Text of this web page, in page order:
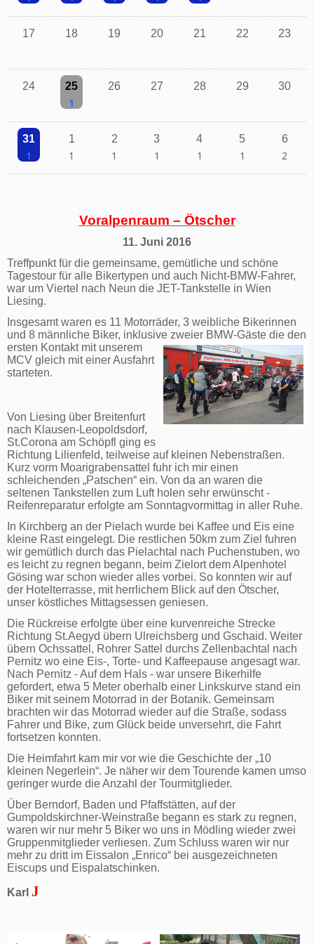
17 18 19 20 21 22 23
24 25 26 27 28 29 30
31 1 2 3 4 5 6
Voralpenraum – Ötscher
11. Juni 2016
Treffpunkt für die gemeinsame, gemütliche und schöne
Tagestour für alle Bikertypen und auch Nicht-BMW-Fahrer,
war um Viertel nach Neun die JET-Tankstelle in Wien
Liesing.
Insgesamt waren es 11 Motorräder, 3 weibliche Bikerinnen
und 8 männliche Biker, inklusive zweier BMW-Gäste die den
ersten Kontakt mit unserem
MCV gleich mit einer Ausfahrt
starteten.
Von Liesing über Breitenfurt
nach Klausen-Leopoldsdorf,
St.Corona am Schöpfl ging es
Richtung Lilienfeld, teilweise auf kleinen Nebenstraßen.
Kurz vorm Moarigrabensattel fuhr ich mir einen
schleichenden „Patschen“ ein. Von da an waren die
seltenen Tankstellen zum Luft holen sehr erwünscht -
Reifenreparatur erfolgte am Sonntagvormittag in aller Ruhe.
In Kirchberg an der Pielach wurde bei Kaffee und Eis eine
kleine Rast eingelegt. Die restlichen 50km zum Ziel fuhren
wir gemütlich durch das Pielachtal nach Puchenstuben, wo
es leicht zu regnen begann, beim Zielort dem Alpenhotel
Gösing war schon wieder alles vorbei. So konnten wir auf
der Hotelterrasse, mit herrlichem Blick auf den Ötscher,
unser köstliches Mittagsessen geniesen.
Die Rückreise erfolgte über eine kurvenreiche Strecke
Richtung St.Aegyd übern Ulreichsberg und Gschaid. Weiter
übern Ochssattel, Rohrer Sattel durchs Zellenbachtal nach
Pernitz wo eine Eis-, Torte- und Kaffeepause angesagt war.
Nach Pernitz - Auf dem Hals - war unsere Bikerhilfe
gefordert, etwa 5 Meter oberhalb einer Linkskurve stand ein
Biker mit seinem Motorrad in der Botanik. Gemeinsam
brachten wir das Motorrad wieder auf die Straße, sodass
Fahrer und Bike, zum Glück beide unversehrt, die Fahrt
fortsetzen konnten.
Die Heimfahrt kam mir vor wie die Geschichte der „10
kleinen Negerlein“. Je näher wir dem Tourende kamen umso
geringer wurde die Anzahl der Tourmitglieder.
Über Berndorf, Baden und Pfaffstätten, auf der
Gumpoldskirchner-Weinstraße begann es stark zu regnen,
waren wir nur mehr 5 Biker wo uns in Mödling wieder zwei
Gruppenmitglieder verliesen. Zum Schluss waren wir nur
mehr zu dritt im Eissalon „Enrico“ bei ausgezeichneten
Eiscups und Eispalatschinken.
Karl J